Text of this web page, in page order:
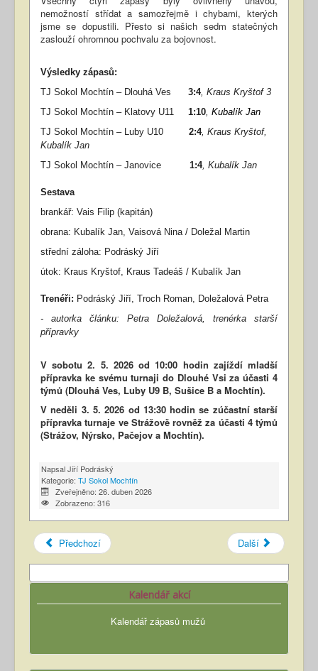
nemožností střídat a samozřejmě i chybami, kterých
jsme se dopustili. Přesto si našich sedm statečných
zaslouží ohromnou pochvalu za bojovnost.
Výsledky zápasů:
TJ Sokol Mochtín – Dlouhá Ves 3:4, Kraus Kryštof 3
TJ Sokol Mochtín – Klatovy U11 1:10, Kubalík Jan
TJ Sokol Mochtín – Luby U10 2:4, Kraus Kryštof,
Kubalík Jan
TJ Sokol Mochtín – Janovice 1:4, Kubalík Jan
Sestava
brankář: Vais Filip (kapitán)
obrana: Kubalík Jan, Vaisová Nina / Doležal Martin
střední záloha: Podráský Jiří
útok: Kraus Kryštof, Kraus Tadeáš / Kubalík Jan
Trenéři: Podráský Jiří, Troch Roman, Doležalová Petra
- autorka článku: Petra Doležalová, trenérka starší
přípravky
V sobotu 2. 5. 2026 od 10:00 hodin zajíždí mladší
přípravka ke svému turnaji do Dlouhé Vsi za účasti 4
týmů (Dlouhá Ves, Luby U9 B, Sušice B a Mochtín).
V neděli 3. 5. 2026 od 13:30 hodin se zúčastní starší
přípravka turnaje ve Strážově rovněž za účasti 4 týmů
(Strážov, Nýrsko, Pačejov a Mochtín).
NapsalJiří Podráský
Kategorie: TJ Sokol Mochtín
Zveřejněno: 26. duben 2026
Zobrazeno: 316
Předchozí Další
Kalendář akcí
Kalendář zápasů mužů